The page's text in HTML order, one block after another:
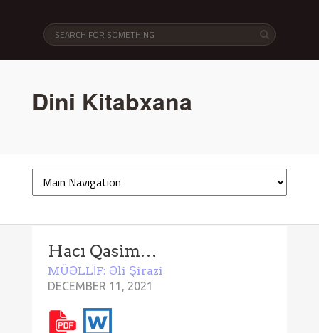
Dini Kitabxana
Hacı Qasim…
MÜƏLLİF: Əli Şirazi
DECEMBER 11, 2021